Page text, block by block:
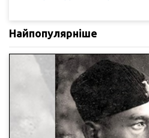
Найпопулярніше